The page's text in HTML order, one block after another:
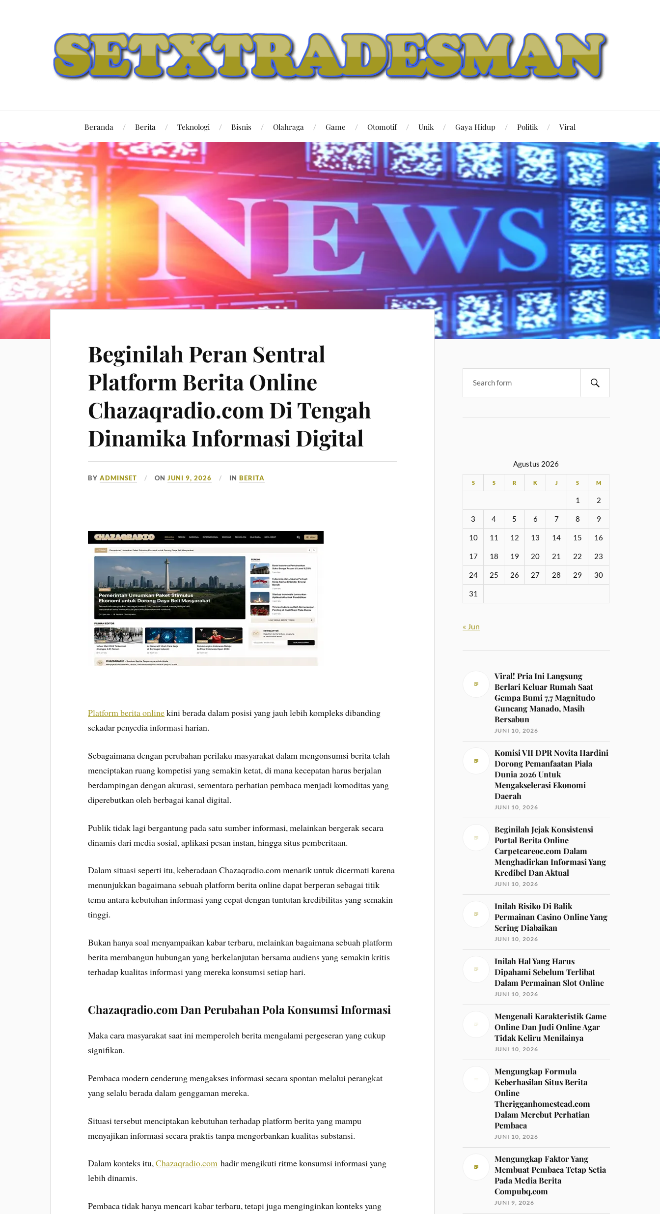
Beranda Berita Teknologi Bisnis Olahraga Game Otomotif Unik Gaya Hidup Politik Viral
Beginilah Peran Sentral
Platform Berita Online
Chazaqradio.com Di Tengah
Dinamika Informasi Digital
BYADMINSET ONJUNI 9, 2026 INBERITA
Platform berita onlinekini berada dalam posisi yang jauh lebih kompleks dibanding
sekadar penyedia informasi harian.
Sebagaimana dengan perubahan perilaku masyarakat dalam mengonsumsi berita telah
menciptakan ruang kompetisi yang semakin ketat, di mana kecepatan harus berjalan
berdampingan dengan akurasi, sementara perhatian pembaca menjadi komoditas yang
diperebutkan oleh berbagai kanal digital.
Publik tidak lagi bergantung pada satu sumber informasi, melainkan bergerak secara
dinamis dari media sosial, aplikasi pesan instan, hingga situs pemberitaan.
Dalam situasi seperti itu, keberadaan Chazaqradio.com menarik untuk dicermati karena
menunjukkan bagaimana sebuah platform berita online dapat berperan sebagai titik
temu antara kebutuhan informasi yang cepat dengan tuntutan kredibilitas yang semakin
tinggi.
Bukan hanya soal menyampaikan kabar terbaru, melainkan bagaimana sebuah platform
berita membangun hubungan yang berkelanjutan bersama audiens yang semakin kritis
terhadap kualitas informasi yang mereka konsumsi setiap hari.
Chazaqradio.com Dan Perubahan Pola Konsumsi Informasi
Maka cara masyarakat saat ini memperoleh berita mengalami pergeseran yang cukup
signifikan.
Pembaca modern cenderung mengakses informasi secara spontan melalui perangkat
yang selalu berada dalam genggaman mereka.
Situasi tersebut menciptakan kebutuhan terhadap platform berita yang mampu
menyajikan informasi secara praktis tanpa mengorbankan kualitas substansi.
Dalam konteks itu,Chazaqradio.com hadir mengikuti ritme konsumsi informasi yang
lebih dinamis.
Pembaca tidak hanya mencari kabar terbaru, tetapi juga menginginkan konteks yang
Agustus 2026
S S R K J S M
1 2
3 4 5 6 7 8 9
10 11 12 13 14 15 16
17 18 19 20 21 22 23
24 25 26 27 28 29 30
31
« Jun
Viral! Pria Ini Langsung
Berlari Keluar Rumah Saat
Gempa Bumi 7,7 Magnitudo
Guncang Manado, Masih
Bersabun
JUNI 10, 2026
Komisi VII DPR Novita Hardini
Dorong Pemanfaatan Piala
Dunia 2026 Untuk
Mengakselerasi Ekonomi
Daerah
JUNI 10, 2026
Beginilah Jejak Konsistensi
Portal Berita Online
Carpetcareoc.com Dalam
Menghadirkan Informasi Yang
Kredibel Dan Aktual
JUNI 10, 2026
Inilah Risiko Di Balik
Permainan Casino Online Yang
Sering Diabaikan
JUNI 10, 2026
Inilah Hal Yang Harus
Dipahami Sebelum Terlibat
Dalam Permainan Slot Online
JUNI 10, 2026
Mengenali Karakteristik Game
Online Dan Judi Online Agar
Tidak Keliru Menilainya
JUNI 10, 2026
Mengungkap Formula
Keberhasilan Situs Berita
Online
Therigganhomestead.com
Dalam Merebut Perhatian
Pembaca
JUNI 10, 2026
Mengungkap Faktor Yang
Membuat Pembaca Tetap Setia
Pada Media Berita
Compubq.com
JUNI 9, 2026